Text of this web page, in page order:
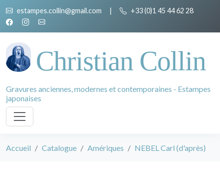
estampes.collin@gmail.com | +33 (0)1 45 44 62 28
Christian Collin
Gravures anciennes, modernes et contemporaines - Estampes
japonaises
Accueil Catalogue Amériques NEBEL Carl (d'après)